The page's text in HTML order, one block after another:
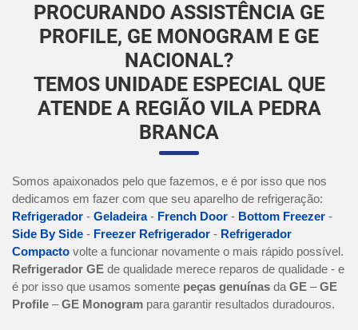
PROCURANDO ASSISTÊNCIA GE
PROFILE, GE MONOGRAM E GE
NACIONAL?
TEMOS UNIDADE ESPECIAL QUE
ATENDE A REGIÃO VILA PEDRA
BRANCA
Somos apaixonados pelo que fazemos, e é por isso que nos
dedicamos em fazer com que seu aparelho de refrigeração:
Refrigerador - Geladeira- French Door - Bottom Freezer -
Side By Side - Freezer Refrigerador - Refrigerador
Compacto volte a funcionar novamente o mais rápido possível.
Refrigerador GE de qualidade merece reparos de qualidade - e
é por isso que usamos somente peças genuínas da GE –GE
Profile –GE Monogram para garantir resultados duradouros.